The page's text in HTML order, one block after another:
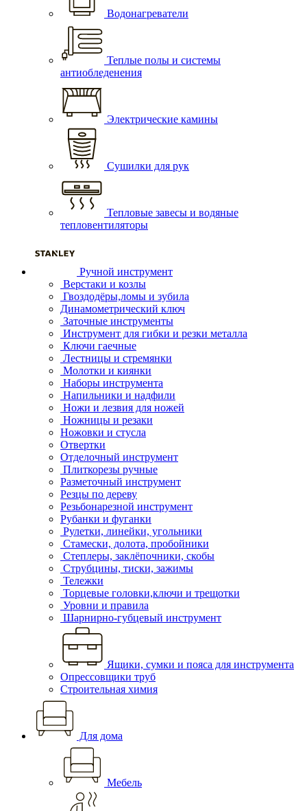
Водонагреватели
Теплые полы и системы
антиобледенения
Электрические камины
Сушилки для рук
Тепловые завесы и водяные
тепловентиляторы
Ручной инструмент
Верстаки и козлы
Гвоздодёры,ломы и зубила
Динамометрический ключ
Заточные инструменты
Инструмент для гибки и резки металла
Ключи гаечные
Лестницы и стремянки
Молотки и киянки
Наборы инструмента
Напильники и надфили
Ножи и лезвия для ножей
Ножницы и резаки
Ножовки и стусла
Отвертки
Отделочный инструмент
Плиткорезы ручные
Разметочный инструмент
Резцы по дереву
Резьбонарезной инструмент
Рубанки и фуганки
Рулетки, линейки, угольники
Стамески, долота, пробойники
Степлеры, заклёпочники, скобы
Струбцины, тиски, зажимы
Тележки
Торцевые головки,ключи и трещотки
Уровни и правила
Шарнирно-губцевый инструмент
Ящики, сумки и пояса для инструмента
Опрессовщики труб
Строительная химия
Для дома
Мебель